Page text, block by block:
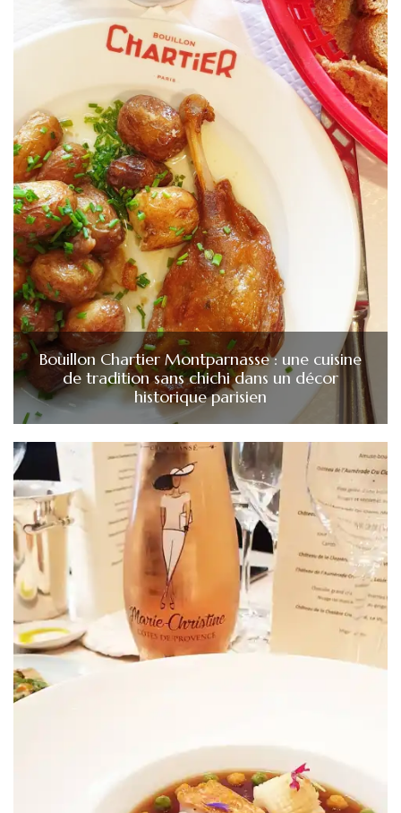
Bouillon Chartier Montparnasse : une cuisine
de tradition sans chichi dans un décor
historique parisien